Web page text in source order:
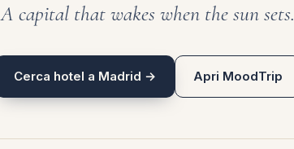
A capital that wakes when the sun sets.
Cerca hotel a Madrid → Apri MoodTrip